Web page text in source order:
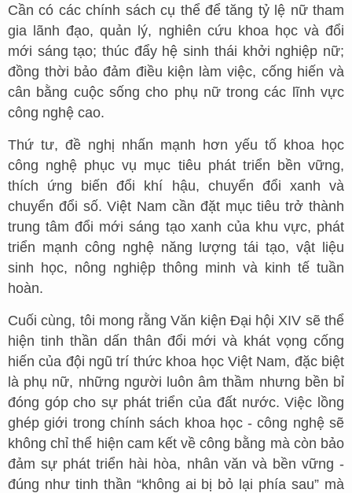
Cần có các chính sách cụ thể để tăng tỷ lệ nữ tham
gia lãnh đạo, quản lý, nghiên cứu khoa học và đổi
mới sáng tạo; thúc đẩy hệ sinh thái khởi nghiệp nữ;
đồng thời bảo đảm điều kiện làm việc, cống hiến và
cân bằng cuộc sống cho phụ nữ trong các lĩnh vực
công nghệ cao.
Thứ tư, đề nghị nhấn mạnh hơn yếu tố khoa học
công nghệ phục vụ mục tiêu phát triển bền vững,
thích ứng biến đổi khí hậu, chuyển đổi xanh và
chuyển đổi số. Việt Nam cần đặt mục tiêu trở thành
trung tâm đổi mới sáng tạo xanh của khu vực, phát
triển mạnh công nghệ năng lượng tái tạo, vật liệu
sinh học, nông nghiệp thông minh và kinh tế tuần
hoàn.
Cuối cùng, tôi mong rằng Văn kiện Đại hội XIV sẽ thể
hiện tinh thần dấn thân đổi mới và khát vọng cống
hiến của đội ngũ trí thức khoa học Việt Nam, đặc biệt
là phụ nữ, những người luôn âm thầm nhưng bền bỉ
đóng góp cho sự phát triển của đất nước. Việc lồng
ghép giới trong chính sách khoa học - công nghệ sẽ
không chỉ thể hiện cam kết về công bằng mà còn bảo
đảm sự phát triển hài hòa, nhân văn và bền vững -
đúng như tinh thần “không ai bị bỏ lại phía sau” mà